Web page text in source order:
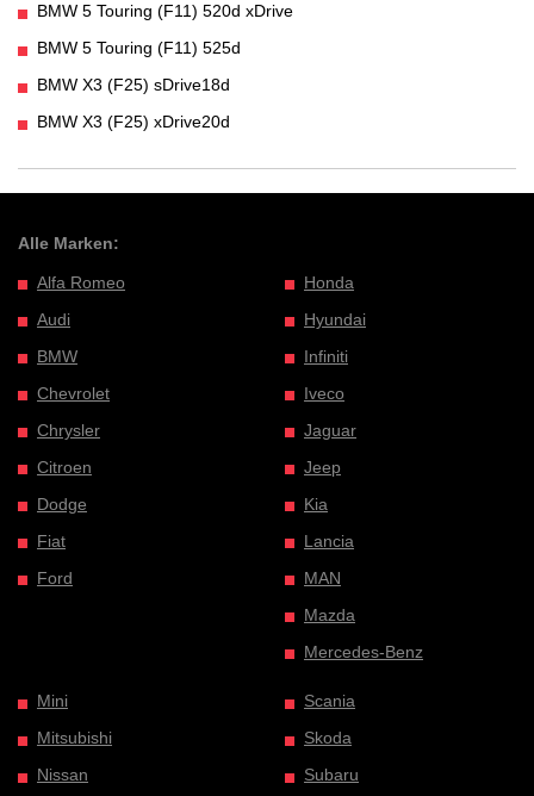
BMW 5 Touring (F11) 520d xDrive
BMW 5 Touring (F11) 525d
BMW X3 (F25) sDrive18d
BMW X3 (F25) xDrive20d
Alle Marken:
Alfa Romeo
Audi
BMW
Chevrolet
Chrysler
Citroen
Dodge
Fiat
Ford
Honda
Hyundai
Infiniti
Iveco
Jaguar
Jeep
Kia
Lancia
MAN
Mazda
Mercedes-Benz
Mini
Mitsubishi
Nissan
Scania
Skoda
Subaru